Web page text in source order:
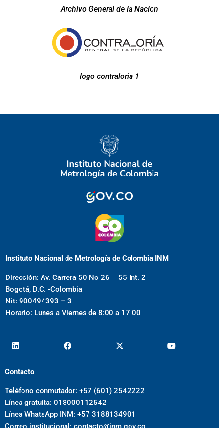
Archivo General de la Nacion
logo contraloria 1
Instituto Nacional de Metrología de Colombia INM
Dirección: Av. Carrera 50 No 26 – 55 Int. 2
Bogotá, D.C. -Colombia
Nit: 900494393 – 3
Horario: Lunes a Viernes de 8:00 a 17:00
Contacto
Teléfono conmutador: +57 (601) 2542222
Línea gratuita: 018000112542
Línea WhatsApp INM: +57 3188134901
Correo institucional: contacto@inm.gov.co